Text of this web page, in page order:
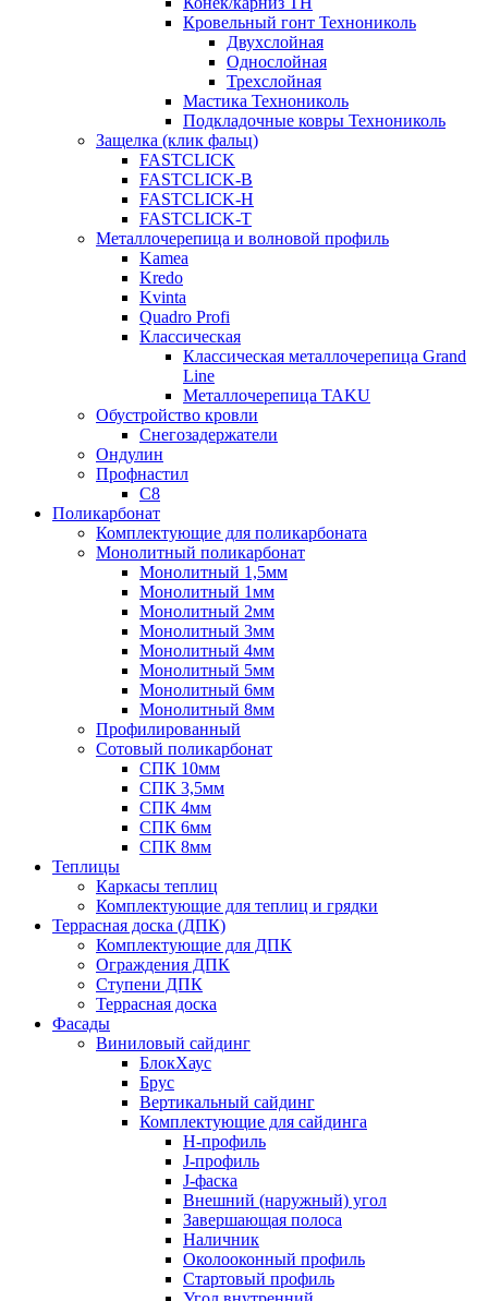
Кровельный гонт Технониколь
Двухслойная
Однослойная
Трехслойная
Мастика Технониколь
Подкладочные ковры Технониколь
Защелка (клик фальц)
FASTCLICK
FASTCLICK-B
FASTCLICK-H
FASTCLICK-T
Металлочерепица и волновой профиль
Kamea
Kredo
Kvinta
Quadro Profi
Классическая
Классическая металлочерепица Grand
Line
Металлочерепица TAKU
Обустройство кровли
Снегозадержатели
Ондулин
Профнастил
С8
Поликарбонат
Комплектующие для поликарбоната
Монолитный поликарбонат
Монолитный 1,5мм
Монолитный 1мм
Монолитный 2мм
Монолитный 3мм
Монолитный 4мм
Монолитный 5мм
Монолитный 6мм
Монолитный 8мм
Профилированный
Сотовый поликарбонат
СПК 10мм
СПК 3,5мм
СПК 4мм
СПК 6мм
СПК 8мм
Теплицы
Каркасы теплиц
Комплектующие для теплиц и грядки
Террасная доска (ДПК)
Комплектующие для ДПК
Ограждения ДПК
Ступени ДПК
Террасная доска
Фасады
Виниловый сайдинг
БлокХаус
Брус
Вертикальный сайдинг
Комплектующие для сайдинга
H-профиль
J-профиль
J-фаска
Внешний (наружный) угол
Завершающая полоса
Наличник
Околооконный профиль
Стартовый профиль